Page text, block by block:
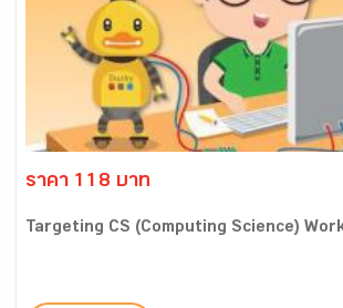
ราคา 118 บาท
Targeting CS (Computing Science)